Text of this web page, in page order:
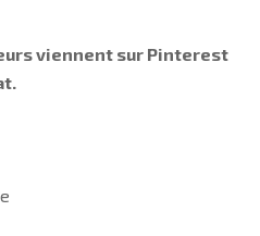
viennent sur Pinterest